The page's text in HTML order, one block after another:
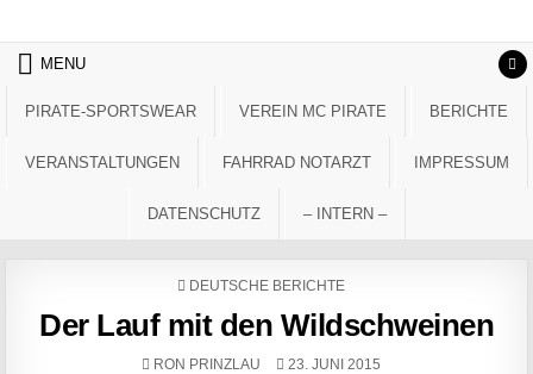
MENU
PIRATE-SPORTSWEAR VEREIN MC PIRATE BERICHTE
VERANSTALTUNGEN FAHRRAD NOTARZT IMPRESSUM
DATENSCHUTZ – INTERN –
POSTED IN
DEUTSCHE BERICHTE
Der Lauf mit den Wildschweinen
AUTHOR:
RON PRINZLAU PUBLISHED DATE:
23. JUNI 2015